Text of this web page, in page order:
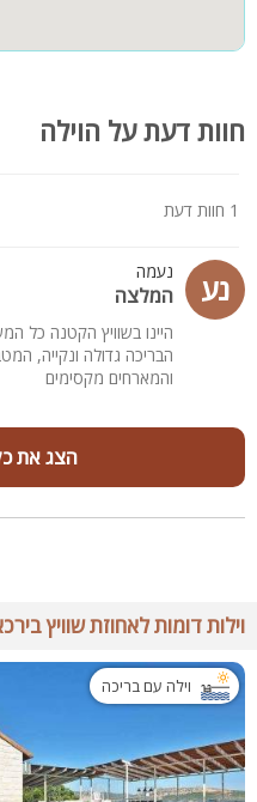
חוות דעת על הוילה
1 חוות דעת
נע נעמה
המלצה
היינו בשוויץ הקטנה כל
הבריכה גדולה ונקייה,
והמארחים מקסימים
הצג את
וילות דומות לאחוזת שוויץ
וילה עם בריכה